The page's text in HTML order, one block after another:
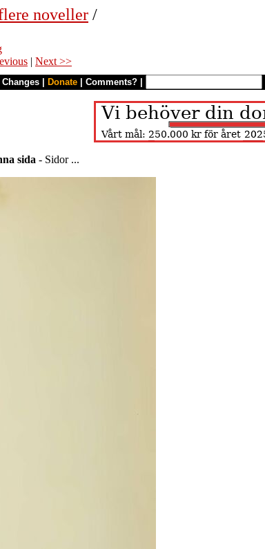
noveller /
| Next >>
Changes Donate Comments?
sida - Sidor ...